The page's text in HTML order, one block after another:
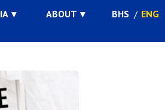
ABOUT BHS ENG